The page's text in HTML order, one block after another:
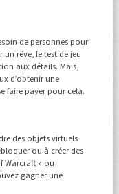
de personnes pour
un rêve, le test de jeu
aux détails. Mais,
d’obtenir une
faire payer pour cela.
des objets virtuels
ou à créer des
Warcraft » ou
gagner une